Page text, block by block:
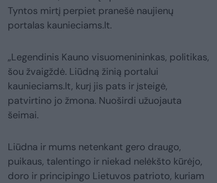
Tyntos mirtį perpiet pranešė naujienų
portalas kaunieciams.lt.
„Legendinis Kauno visuomenininkas, politikas,
šou žvaigždė. Liūdną žinią portalui
kaunieciams.lt, kurį jis pats ir įsteigė,
patvirtino jo žmona. Nuoširdi užuojauta
šeimai.
Liūdna ir mums netenkant gero draugo,
puikaus, talentingo ir niekad nelėkšto kūrėjo,
doro ir principingo Lietuvos patrioto, kuriam